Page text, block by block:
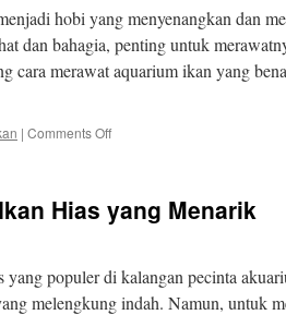
Sehat
dan
Bahagia
hobi yang menyenangkan dan
dan bahagia, penting untuk
cara merawat aquarium ikan yang
| Comments Offon
Ikan
yang
Hias yang Menarik
yang populer di kalangan pecinta
melengkung indah. Namun, untuk